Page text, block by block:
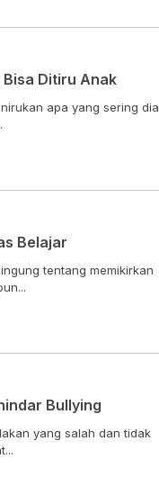
Ditiru Anak
apa yang sering dia
Belajar
tentang memikirkan
Bullying
yang salah dan tidak